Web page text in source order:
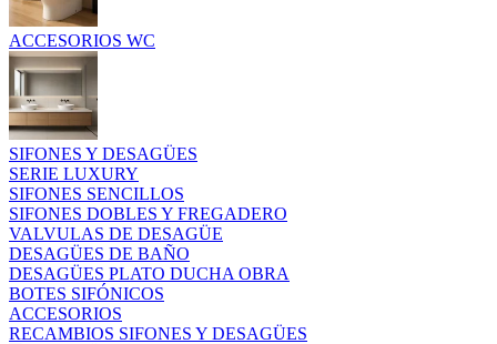
ACCESORIOS WC
SIFONES Y DESAGÜES
SERIE LUXURY
SIFONES SENCILLOS
SIFONES DOBLES Y FREGADERO
VALVULAS DE DESAGÜE
DESAGÜES DE BAÑO
DESAGÜES PLATO DUCHA OBRA
BOTES SIFÓNICOS
ACCESORIOS
RECAMBIOS SIFONES Y DESAGÜES